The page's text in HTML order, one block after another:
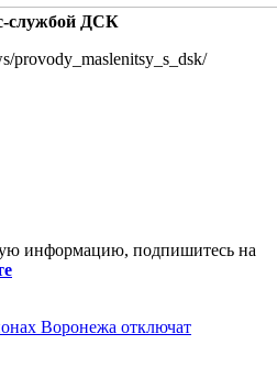
службой ДСК
provody_maslenitsy_s_dsk/
информацию, подпишитесь на
Воронежа отключат